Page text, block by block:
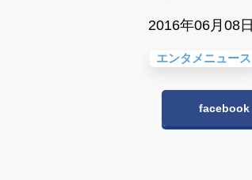
2016年06月08日
エンタメニュース
facebook